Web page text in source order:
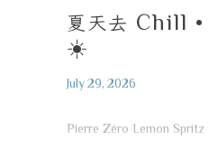
夏天去 Chill •
☀️
July 29, 2026
Pierre Zéro Lemon Spritz